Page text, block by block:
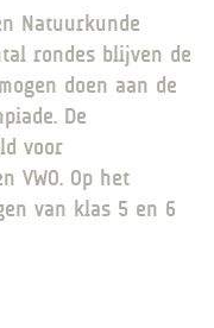
Natuurkunde
rondes blijven de
doen aan de
De
voor
VWO. Op het
van klas 5 en 6